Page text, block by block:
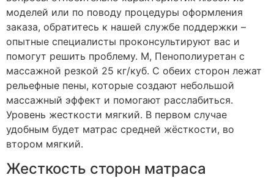
моделей или по поводу процедуры оформления
заказа, обратитесь к нашей службе поддержки –
опытные специалисты проконсультируют вас и
помогут решить проблему. М, Пенополиуретан с
массажной резкой 25 кг/куб. С обеих сторон лежат
рельефные пены, которые создают небольшой
массажный эффект и помогают расслабиться.
Уровень жесткости мягкий. В первом случае
удобным будет матрас средней жёсткости, во
втором мягкий.
Жесткость сторон матраса